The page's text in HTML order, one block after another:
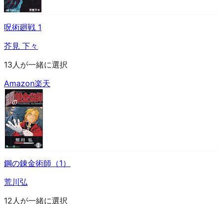
呪術廻戦 1
芥見 下々
13人が一緒に選択
Amazon楽天
鋼の錬金術師（1）
荒川弘
12人が一緒に選択